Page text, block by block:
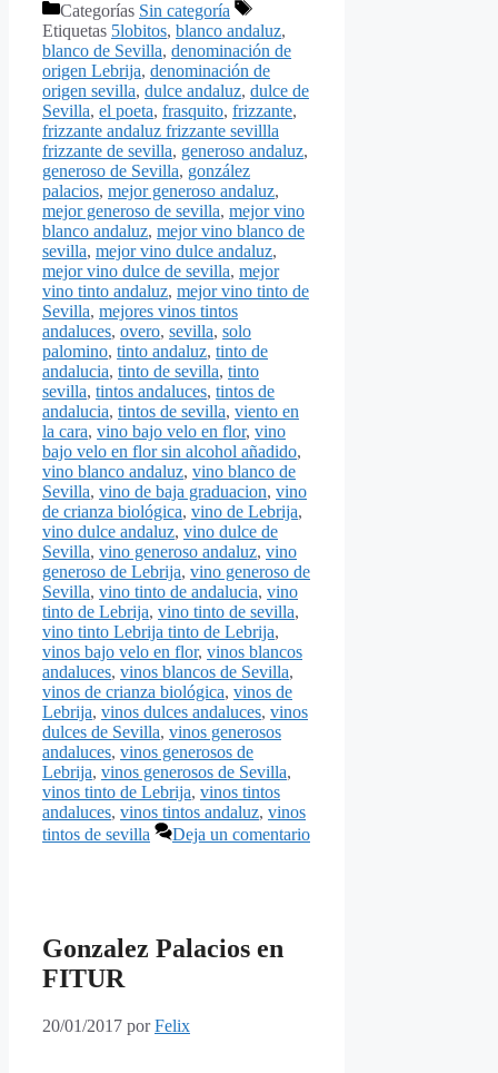
Categorías Sin categoría
Etiquetas 5lobitos, blanco andaluz,
blanco de Sevilla, denominación de
origen Lebrija, denominación de
origen sevilla, dulce andaluz, dulce de
Sevilla, el poeta, frasquito, frizzante,
frizzante andaluz frizzante sevillla
frizzante de sevilla, generoso andaluz,
generoso de Sevilla, gonzález
palacios, mejor generoso andaluz,
mejor generoso de sevilla, mejor vino
blanco andaluz, mejor vino blanco de
sevilla, mejor vino dulce andaluz,
mejor vino dulce de sevilla, mejor
vino tinto andaluz, mejor vino tinto de
Sevilla, mejores vinos tintos
andaluces, overo, sevilla, solo
palomino, tinto andaluz, tinto de
andalucia, tinto de sevilla, tinto
sevilla, tintos andaluces, tintos de
andalucia, tintos de sevilla, viento en
la cara, vino bajo velo en flor, vino
bajo velo en flor sin alcohol añadido,
vino blanco andaluz, vino blanco de
Sevilla, vino de baja graduacion, vino
de crianza biológica, vino de Lebrija,
vino dulce andaluz, vino dulce de
Sevilla, vino generoso andaluz, vino
generoso de Lebrija, vino generoso de
Sevilla, vino tinto de andalucia, vino
tinto de Lebrija, vino tinto de sevilla,
vino tinto Lebrija tinto de Lebrija,
vinos bajo velo en flor, vinos blancos
andaluces, vinos blancos de Sevilla,
vinos de crianza biológica, vinos de
Lebrija, vinos dulces andaluces, vinos
dulces de Sevilla, vinos generosos
andaluces, vinos generosos de
Lebrija, vinos generosos de Sevilla,
vinos tinto de Lebrija, vinos tintos
andaluces, vinos tintos andaluz, vinos
tintos de sevilla
Deja un comentario
Gonzalez Palacios en
FITUR
20/01/2017 porFelix